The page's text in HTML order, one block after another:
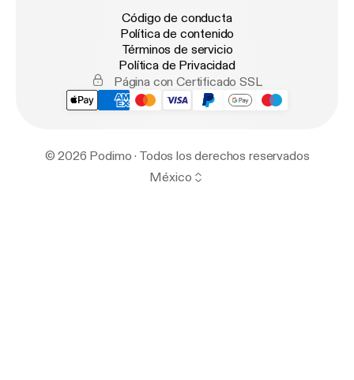
Código de conducta
Política de contenido
Términos de servicio
Política de Privacidad
Página con Certificado SSL
© 2026 Podimo · Todos los derechos reservados
México